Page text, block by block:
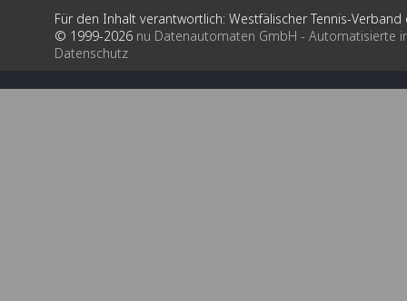
Für den Inhalt verantwortlich: Westfälischer Tennis-Verband
© 1999-2026 nu Datenautomaten GmbH - Automatisierte
Datenschutz